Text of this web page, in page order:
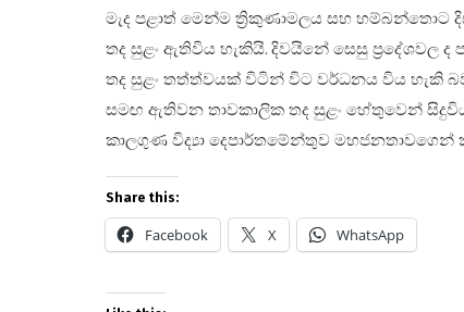
මැද පළාත් මෙන්ම ත්‍රිකුණාමලය සහ හම්බන්තොට
තද සුළං ඇතිවිය හැකියි. දිවයිනේ සෙසු ප්‍රදේශවල
තද සුළං තත්ත්වයක් විටින් විට වර්ධනය විය හැකි
සමඟ ඇතිවන තාවකාලික තද සුළං හේතුවෙන්
කාලගුණ විද්‍යා දෙපාර්තමේන්තුව මහජනතාවගෙන්
Share this:
Facebook X WhatsApp